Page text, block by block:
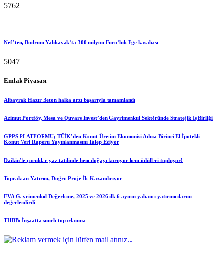
5762
Nef’ten, Bodrum Yalıkavak’ta 300 milyon Euro’luk Ege kasabası
5047
Emlak Piyasası
Albayrak Hazır Beton halka arzı başarıyla tamamlandı
Azimut Portföy, Mesa ve Quvars Invest’den Gayrimenkul Sektöründe Stratejik İş Birliği
GPPS PLATFORMU; TÜİK’den Konut Üretim Ekonomisi Adına Birinci El İpotekli
Konut Veri Raporu Yayınlanmasını Talep Ediyor
Daikin’le çocuklar yaz tatilinde hem doğayı koruyor hem ödülleri topluyor!
Topraktan Yatırım, Doğru Proje İle Kazandırıyor
EVA Gayrimenkul Değerleme, 2025 ve 2026 ilk 6 ayının yabancı yatırımcılarını
değerlendirdi
THBB: İnşaatta sınırlı toparlanma